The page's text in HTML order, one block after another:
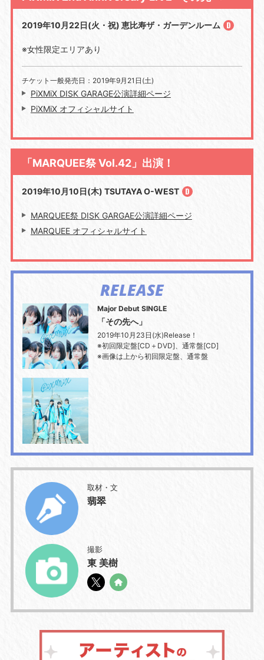
2019年10月22日(火・祝) 恵比寿ザ・ガーデンルーム
※女性限定エリアあり
チケット一般発売日：2019年9月21日(土)
PiXMiX DISK GARAGE公演詳細ページ
PiXMiX オフィシャルサイト
「MARQUEE祭 Vol.42」出演！
2019年10月10日(木) TSUTAYA O-WEST
MARQUEE祭 DISK GARGAE公演詳細ページ
MARQUEE オフィシャルサイト
RELEASE
Major Debut SINGLE
「その先へ」
2019年10月23日(水)Release！
※初回限定盤[CD＋DVD]、通常盤[CD]
※画像は上から初回限定盤、通常盤
取材・文
翡翠
撮影
東 美樹